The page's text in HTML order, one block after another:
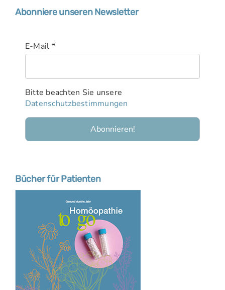
Abonniere unseren Newsletter
E-Mail *
Bitte beachten Sie unsere
Datenschutzbestimmungen
Bücher für Patienten